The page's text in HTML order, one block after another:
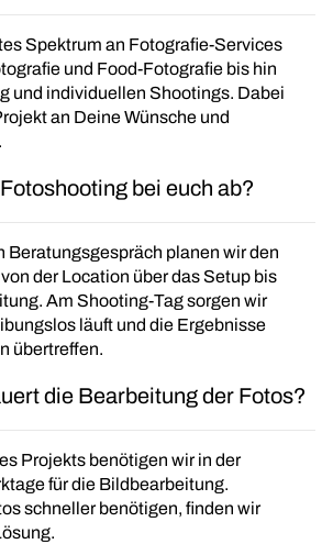
Spektrum an Fotografie-Services
und Food-Fotografie bis hin
und individuellen Shootings. Dabei
an Deine Wünsche und
bei euch ab?
Beratungsgespräch planen wir den
der Location über das Setup bis
Am Shooting-Tag sorgen wir
läuft und die Ergebnisse
übertreffen.
die Bearbeitung der Fotos?
Projekts benötigen wir in der
für die Bildbearbeitung.
schneller benötigen, finden wir